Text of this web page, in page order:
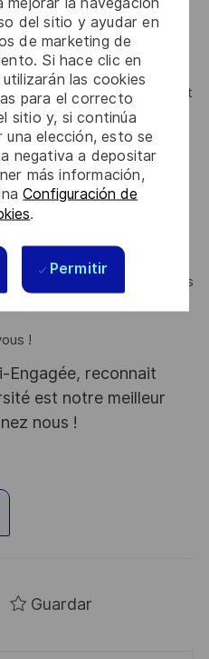
del sitio y ayudar en
de marketing de
Si hace clic en
utilizarán las cookies
para el correcto
sitio y, si continúa
una elección, esto se
negativa a depositar
más información,
Configuración de
.
Permitir
projets (coûts, charge,
et piloter des
et conduire le changement
de la bureautique
ainsi que les outils de
Microsoft Project et
dynamisme,
sont des atouts
!
Engagée, reconnait
est notre meilleur
nous !
Guardar